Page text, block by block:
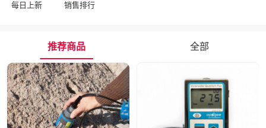
每日上新 销售排行
推荐商品 全部